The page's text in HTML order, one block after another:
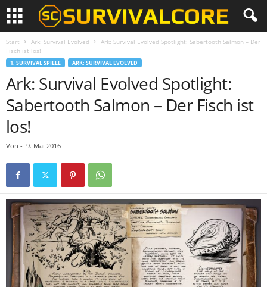
Start Ark: Survival Evolved
Ark: Survival Evolved Spotlight: Sabertooth Salmon – Der
Fisch ist los!
1. SURVIVAL SPIELE ARK: SURVIVAL EVOLVED
Ark: Survival Evolved Spotlight:
Sabertooth Salmon – Der Fisch ist
los!
Von - 9. Mai 2016